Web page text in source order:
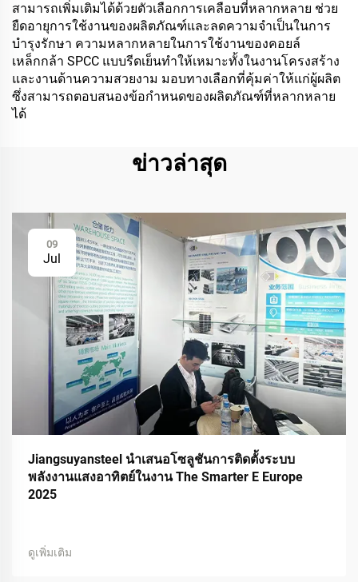
สามารถเพิ่มเติมได้ด้วยตัวเลือกการเคลือบที่หลากหลาย ช่วย
ยืดอายุการใช้งานของผลิตภัณฑ์และลดความจำเป็นในการ
บำรุงรักษา ความหลากหลายในการใช้งานของคอยล์
เหล็กกล้า SPCC แบบรีดเย็นทำให้เหมาะทั้งในงานโครงสร้าง
และงานด้านความสวยงาม มอบทางเลือกที่คุ้มค่าให้แก่ผู้ผลิต
ซึ่งสามารถตอบสนองข้อกำหนดของผลิตภัณฑ์ที่หลากหลาย
ได้
ข่าวล่าสุด
09
Jul
Jiangsuyansteel นำเสนอโซลูชันการติดตั้งระบบ
พลังงานแสงอาทิตย์ในงาน The Smarter E Europe
2025
ดูเพิ่มเติม